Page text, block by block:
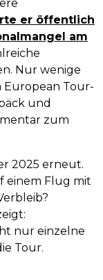
er öffentlich
am
Nur wenige
European Tour-
und
zum
2025 erneut.
einem Flug mit
nur einzelne
Tour.